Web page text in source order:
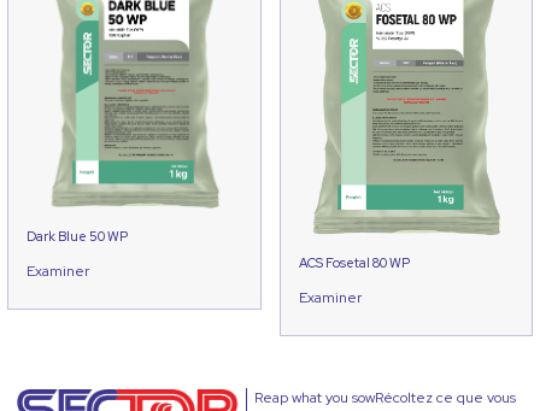
Dark Blue 50 WP
Examiner ACS Fosetal 80 WP
Examiner
Reap what you sowRécoltez ce que vous